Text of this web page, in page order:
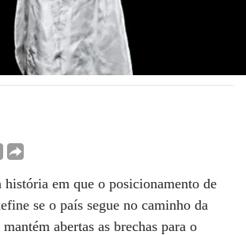
história em que o posicionamento de
se o país segue no caminho da
abertas as brechas para o